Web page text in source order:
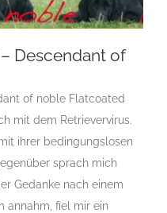
of noble
1
Gruppe 8-Sektion 1
Retriever Rassehunde
Z Rassehundezüchter
Descendant of
of noble Flatcoated
mit dem Retrievervirus.
ihrer bedingungslosen
sprach mich
Gedanke nach einem
annahm, fiel mir ein